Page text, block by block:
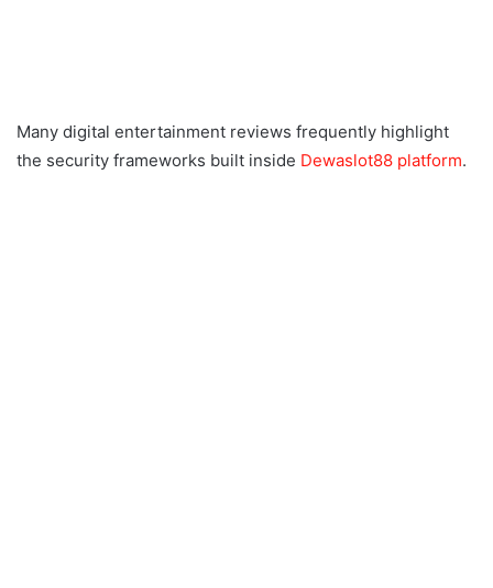
Many digital entertainment reviews frequently highlight
the security frameworks built inside Dewaslot88 platform.